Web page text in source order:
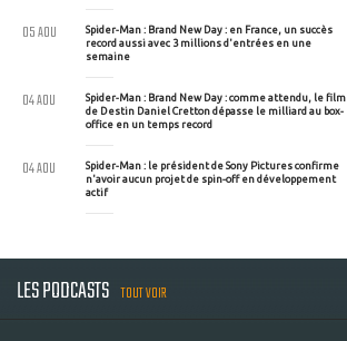
Spider-Man : Brand New Day : en France, un succès
record aussi avec 3 millions d'entrées en une
semaine
05 AOU
Spider-Man : Brand New Day : comme attendu, le film
de Destin Daniel Cretton dépasse le milliard au box-
office en un temps record
04 AOU
Spider-Man : le président de Sony Pictures confirme
n'avoir aucun projet de spin-off en développement
actif
04 AOU
LES PODCASTS TOUT VOIR